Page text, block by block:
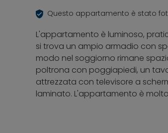
Questo appartamento è stato
L'appartamento è luminoso,
si trova un ampio armadio con
modo nel soggiorno rimane
poltrona con poggiapiedi, un
attrezzata con televisore a
laminato. L'appartamento è